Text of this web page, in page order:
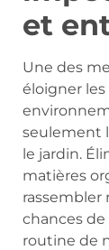
et
Une des
éloigner
seulement
le jardin.
matières
chances de
routine de